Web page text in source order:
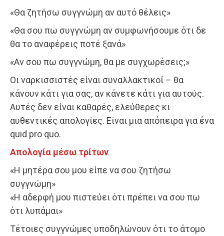
«Θα ζητήσω συγγνώμη αν αυτό θέλεις»
«Θα σου πω συγγνώμη αν συμφωνήσουμε ότι δε
θα το αναφέρεις ποτέ ξανά»
«Αν σου πω συγγνώμη, θα με συγχωρέσεις;»
Οι ναρκισσιστές είναι συναλλακτικοί – θα
κάνουν κάτι για σας, αν κάνετε κάτι για αυτούς.
Αυτές δεν είναι καθαρές, ελεύθερες κι
αυθεντικές απολογίες. Είναι μια απόπειρα για ένα
quid pro quo.
Απολογία μέσω τρίτων
«Η μητέρα σου μου είπε να σου ζητήσω
συγγνώμη»
«Η αδερφή μου πιστεύει ότι πρέπει να σου πω
ότι λυπάμαι»
Τέτοιες συγγνώμες υποδηλώνουν ότι το άτομο